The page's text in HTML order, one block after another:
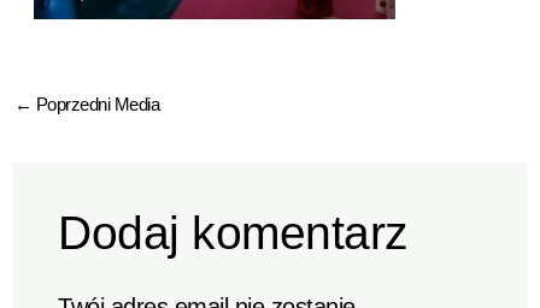
← Poprzedni Media
Dodaj komentarz